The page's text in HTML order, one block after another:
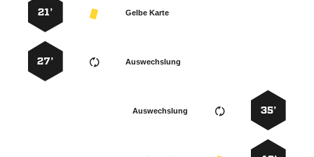
Gelbe Karte
21’
Auswechslung
27’
35’
Auswechslung